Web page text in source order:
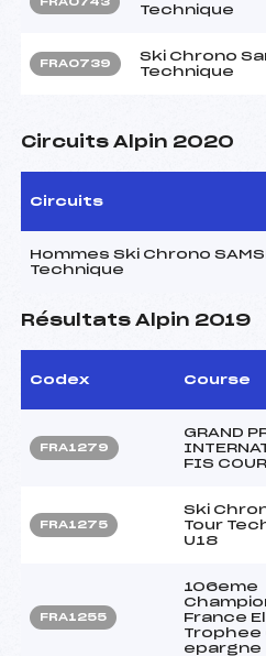
Technique
FRA0739
Ski Chrono
Technique
Circuits Alpin 2020
Circuits
Hommes Ski Chrono
Technique
Résultats Alpin 2019
Codex Course
FRA1279
GRAND
FIS
FRA1275
Ski
Tour
U18
FRA1255
106eme
France
Trophee
epargne